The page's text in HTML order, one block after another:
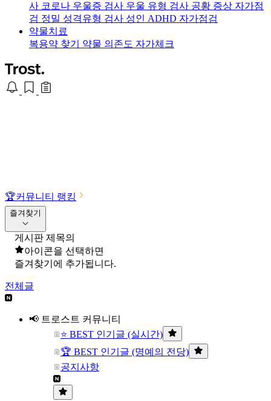
사 코로나 우울증 검사 우울 유형 검사 공황 증상 자가점
검 정밀 성격유형 검사 성인 ADHD 자가점검
약물치료
복용약 찾기 약물 의존도 자가체크
🏆커뮤니티 랭킹
즐겨찾기
게시판 제목의
아이콘을 선택하면
즐겨찾기에 추가됩니다.
전체글
📢 트로스트 커뮤니티
⭐ BEST 인기글 (실시간)
🏆 BEST 인기글 (명예의 전당)
공지사항